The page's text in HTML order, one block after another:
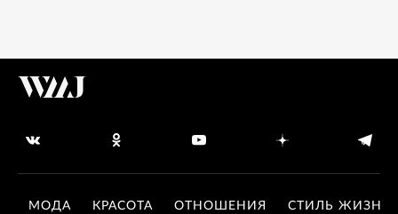
МОДА КРАСОТА ОТНОШЕНИЯ СТИЛЬ ЖИЗНИ